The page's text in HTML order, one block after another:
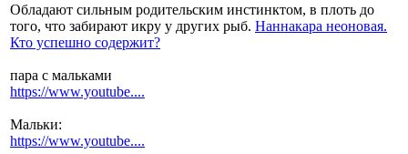
Обладают сильным родительским инстинктом, в плоть до
того, что забирают икру у других рыб. Наннакара неоновая.
Кто успешно содержит?
пара с мальками
https://www.youtube....
Мальки:
https://www.youtube....